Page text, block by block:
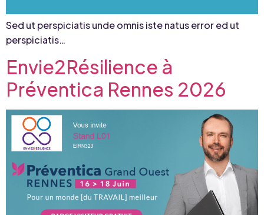
Sed ut perspiciatis unde omnis iste natus error ed ut
perspiciatis…
Envie2Résilience à
Préventica Rennes 2026